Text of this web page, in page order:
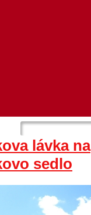
lávka na
sedlo